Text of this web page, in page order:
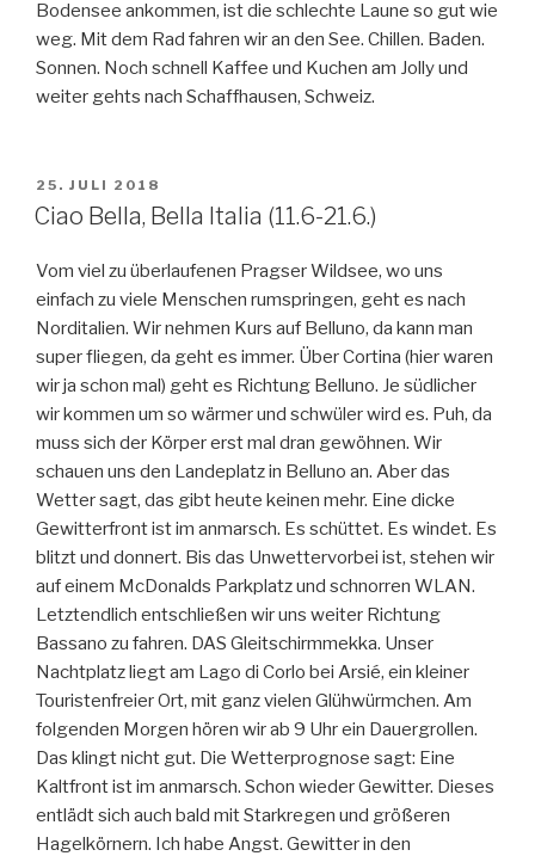
Bodensee ankommen, ist die schlechte Laune so gut wie
weg. Mit dem Rad fahren wir an den See. Chillen. Baden.
Sonnen. Noch schnell Kaffee und Kuchen am Jolly und
weiter gehts nach Schaffhausen, Schweiz.
VERÖFFENTLICHT
AM
25. JULI 2018
Ciao Bella, Bella Italia (11.6-21.6.)
Vom viel zu überlaufenen Pragser Wildsee, wo uns
einfach zu viele Menschen rumspringen, geht es nach
Norditalien. Wir nehmen Kurs auf Belluno, da kann man
super fliegen, da geht es immer. Über Cortina (hier waren
wir ja schon mal) geht es Richtung Belluno. Je südlicher
wir kommen um so wärmer und schwüler wird es. Puh, da
muss sich der Körper erst mal dran gewöhnen. Wir
schauen uns den Landeplatz in Belluno an. Aber das
Wetter sagt, das gibt heute keinen mehr. Eine dicke
Gewitterfront ist im anmarsch. Es schüttet. Es windet. Es
blitzt und donnert. Bis das Unwettervorbei ist, stehen wir
auf einem McDonalds Parkplatz und schnorren WLAN.
Letztendlich entschließen wir uns weiter Richtung
Bassano zu fahren. DAS Gleitschirmmekka. Unser
Nachtplatz liegt am Lago di Corlo bei Arsié, ein kleiner
Touristenfreier Ort, mit ganz vielen Glühwürmchen. Am
folgenden Morgen hören wir ab 9 Uhr ein Dauergrollen.
Das klingt nicht gut. Die Wetterprognose sagt: Eine
Kaltfront ist im anmarsch. Schon wieder Gewitter. Dieses
entlädt sich auch bald mit Starkregen und größeren
Hagelkörnern. Ich habe Angst. Gewitter in den